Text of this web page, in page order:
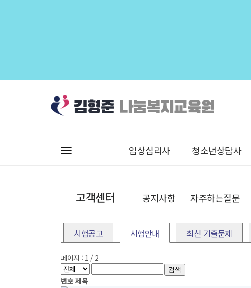
임상심리사 청소년상담사
고객센터 공지사항 자주하는질문
시험공고 시험안내 최신 기출문제
페이지 : 1 / 2
검색
번호 제목